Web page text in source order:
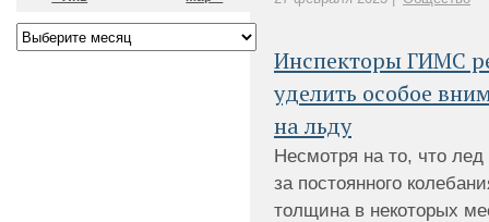
Инспекторы ГИМС
уделить особое
на льду
Несмотря на то, что
за постоянного
толщина в некоторых